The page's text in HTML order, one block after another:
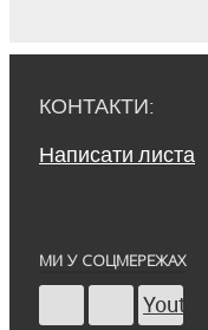
КОНТАКТИ:
Написати листа
МИ У СОЦМЕРЕЖАХ
Youtube